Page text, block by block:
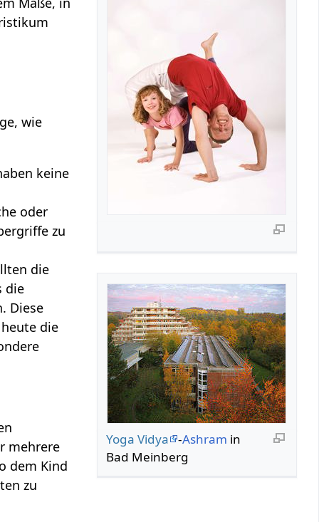
Yoga Vidya -Ashram in
Bad Meinberg
wie
keine
oder
zu
die
die
Diese
die
mehrere
dem Kind
zu